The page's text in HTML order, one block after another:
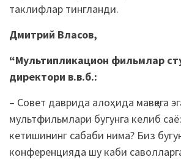
таклифлар тингланди.
Дмитрий Власов,
“Мультипликацион фильмлар
директори в.в.б.:
– Совет даврида алоҳида мавқега
мультфильмлари бугунга келиб
кетишининг сабаби нима? Биз
конференцияда шу каби